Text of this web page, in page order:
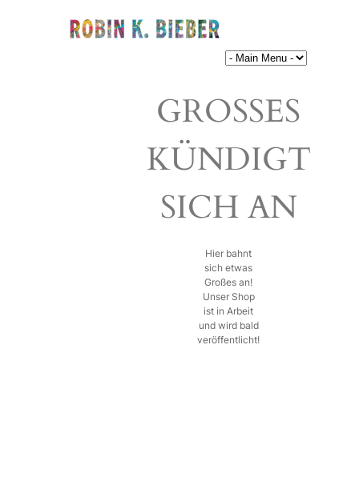
GROSSES K
ÜNDIGT S
ICH AN
Hier bahnt
sich etwas
Großes an!
Unser Shop
ist in Arbeit
und wird bald
veröffentlicht!